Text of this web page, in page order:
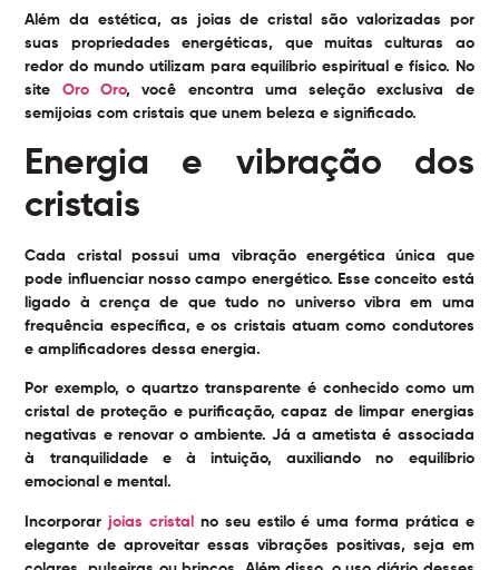
Além da estética, as joias de cristal são valorizadas por
suas propriedades energéticas, que muitas culturas ao
redor do mundo utilizam para equilíbrio espiritual e físico. No
site Oro Oro, você encontra uma seleção exclusiva de
semijoias com cristais que unem beleza e significado.
Energia e vibração dos
cristais
Cada cristal possui uma vibração energética única que
pode influenciar nosso campo energético. Esse conceito está
ligado à crença de que tudo no universo vibra em uma
frequência específica, e os cristais atuam como condutores
e amplificadores dessa energia.
Por exemplo, o quartzo transparente é conhecido como um
cristal de proteção e purificação, capaz de limpar energias
negativas e renovar o ambiente. Já a ametista é associada
à tranquilidade e à intuição, auxiliando no equilíbrio
emocional e mental.
Incorporar joias cristal
no seu estilo é uma forma prática e
elegante de aproveitar essas vibrações positivas, seja em